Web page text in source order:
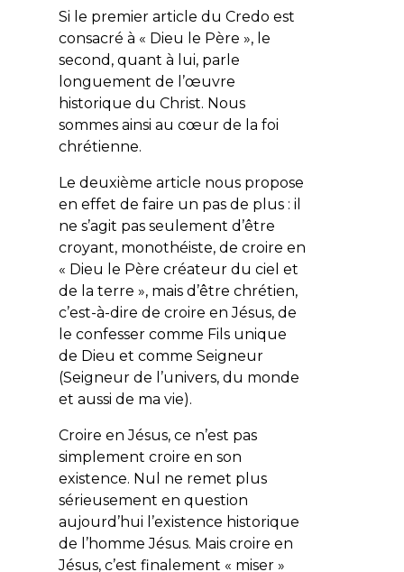
Si le premier article du Credo est
consacré à « Dieu le Père », le
second, quant à lui, parle
longuement de l’œuvre
historique du Christ. Nous
sommes ainsi au cœur de la foi
chrétienne.
Le deuxième article nous propose
en effet de faire un pas de plus : il
ne s’agit pas seulement d’être
croyant, monothéiste, de croire en
« Dieu le Père créateur du ciel et
de la terre », mais d’être chrétien,
c’est-à-dire de croire en Jésus, de
le confesser comme Fils unique
de Dieu et comme Seigneur
(Seigneur de l’univers, du monde
et aussi de ma vie).
Croire en Jésus, ce n’est pas
simplement croire en son
existence. Nul ne remet plus
sérieusement en question
aujourd’hui l’existence historique
de l’homme Jésus. Mais croire en
Jésus, c’est finalement « miser »